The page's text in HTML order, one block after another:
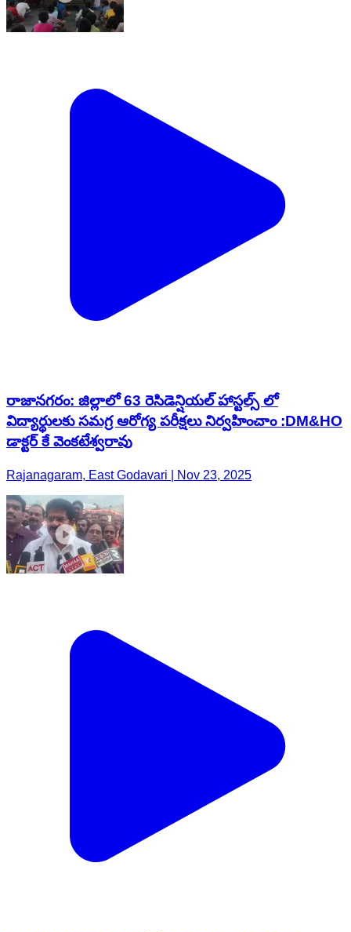
రాజానగరం: జిల్లాలో 63 రెసిడెన్షియల్ హాస్టల్స్ లో
విద్యార్థులకు సమగ్ర ఆరోగ్య పరీక్షలు నిర్వహించాం :DM&HO
డాక్టర్ కే వెంకటేశ్వరావు
Rajanagaram, East Godavari | Nov 23, 2025